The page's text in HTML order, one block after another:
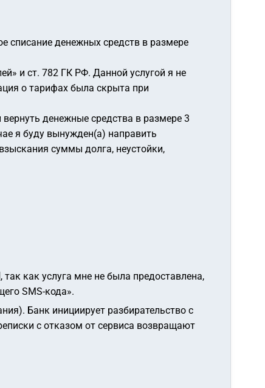
списание денежных средств в размере
и ст. 782 ГК РФ. Данной услугой я не
о тарифах была скрыта при
денежные средства в размере 3
я буду вынужден(а) направить
суммы долга, неустойки,
как услуга мне не была предоставлена,
SMS-кода».
Банк инициирует разбирательство с
с отказом от сервиса возвращают